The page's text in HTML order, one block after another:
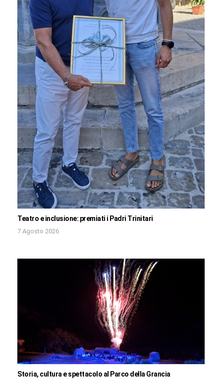
Teatro e inclusione: premiati i Padri Trinitari
7 Agosto 2026
Storia, cultura e spettacolo al Parco della Grancia